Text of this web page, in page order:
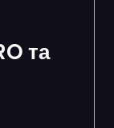
та